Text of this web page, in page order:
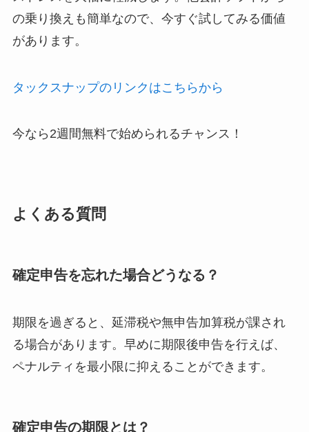
の乗り換えも簡単なので、今すぐ試してみる価値
があります。
タックスナップのリンクはこちらから
今なら2週間無料で始められるチャンス！
よくある質問
確定申告を忘れた場合どうなる？
期限を過ぎると、延滞税や無申告加算税が課され
る場合があります。早めに期限後申告を行えば、
ペナルティを最小限に抑えることができます。
確定申告の期限とは？